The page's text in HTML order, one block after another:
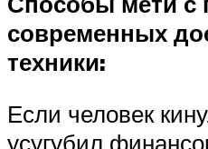
современных
техники:
Если человек
усугубил